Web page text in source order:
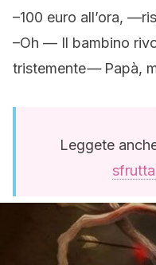
–100 euro all’ora,
–Oh — Il bambino
tristemente— Papà,
Leggete